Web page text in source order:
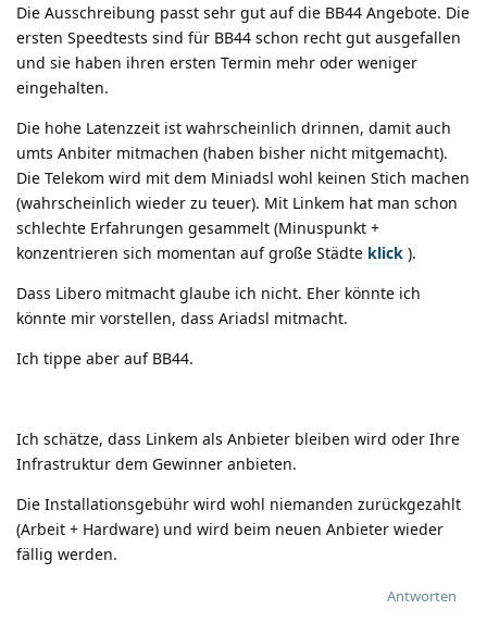
Die Ausschreibung passt sehr gut auf die BB44 Angebote. Die
ersten Speedtests sind für BB44 schon recht gut ausgefallen
und sie haben ihren ersten Termin mehr oder weniger
eingehalten.
Die hohe Latenzzeit ist wahrscheinlich drinnen, damit auch
umts Anbiter mitmachen (haben bisher nicht mitgemacht).
Die Telekom wird mit dem Miniadsl wohl keinen Stich machen
(wahrscheinlich wieder zu teuer). Mit Linkem hat man schon
schlechte Erfahrungen gesammelt (Minuspunkt +
konzentrieren sich momentan auf große Städte klick ).
Dass Libero mitmacht glaube ich nicht. Eher könnte ich
könnte mir vorstellen, dass Ariadsl mitmacht.
Ich tippe aber auf BB44.
Ich schätze, dass Linkem als Anbieter bleiben wird oder Ihre
Infrastruktur dem Gewinner anbieten.
Die Installationsgebühr wird wohl niemanden zurückgezahlt
(Arbeit + Hardware) und wird beim neuen Anbieter wieder
fällig werden.
Antworten